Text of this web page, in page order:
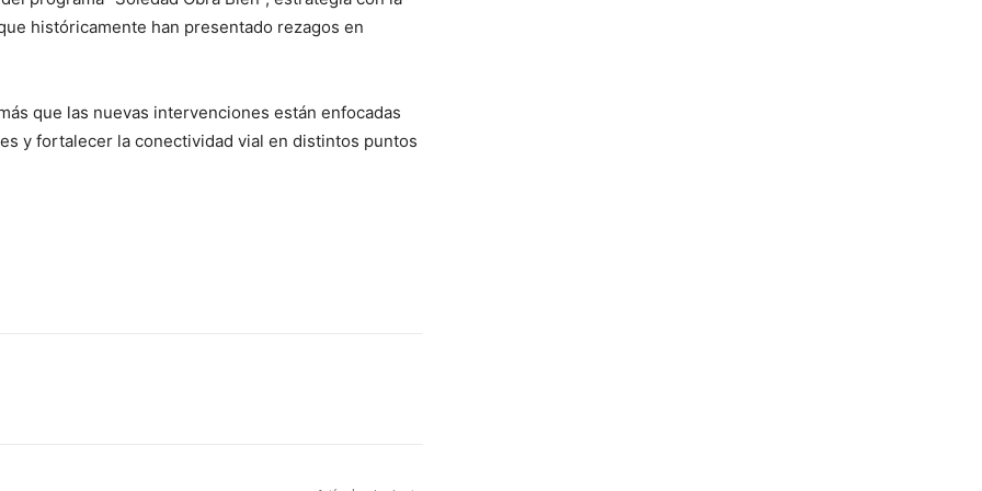
históricamente han presentado rezagos en
que las nuevas intervenciones están enfocadas
y fortalecer la conectividad vial en distintos puntos